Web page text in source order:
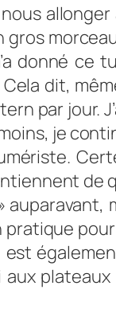
allonger
gros
donné ce
Cela dit,
par jour.
je
de
pour